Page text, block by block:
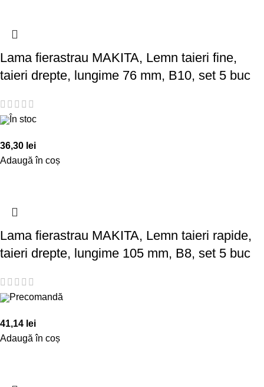
Lama fierastrau MAKITA, Lemn taieri fine,
taieri drepte, lungime 76 mm, B10, set 5 buc
În stoc
36,30 lei
Adaugă în coș
Lama fierastrau MAKITA, Lemn taieri rapide,
taieri drepte, lungime 105 mm, B8, set 5 buc
Precomandă
41,14 lei
Adaugă în coș